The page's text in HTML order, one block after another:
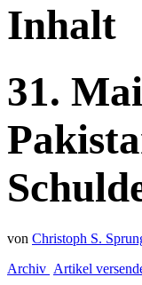
Inhalt
31. Mai
von Christoph S.
Archiv Artikel